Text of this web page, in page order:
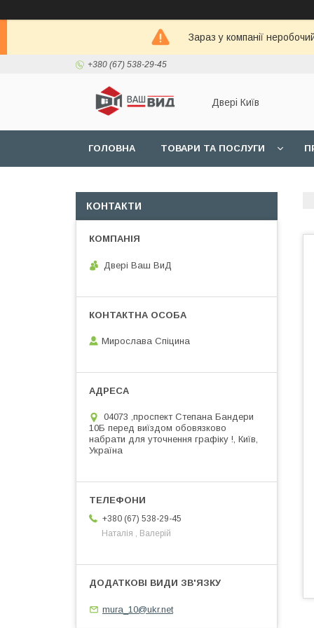
Зараз у компанії
+380 (67) 538-29-45
Двері Київ
ГОЛОВНА ТОВАРИ ТА ПОСЛУГИ
КОНТАКТИ
Двері Ваш ВиД
Мирослава Спіцина
04073 ,проспект Степана Бандери
10Б перед виїздом обовязково
набрати для уточнення графіку !, Київ,
Україна
+380 (67) 538-29-45
Наталія , Валерій
mura_10@ukr.net